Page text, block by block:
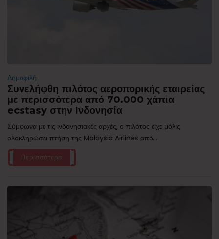
Δημοφιλή
Συνελήφθη πιλότος αεροπορικής εταιρείας
με περισσότερα από 70.000 χάπια
ecstasy στην Ινδονησία
Σύμφωνα με τις ινδονησιακές αρχές, ο πιλότος είχε μόλις
ολοκληρώσει πτήση της Malaysia Airlines από...
Περισσότερα